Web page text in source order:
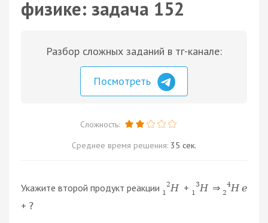
физике: задача 152
Разбор сложных заданий в тг-канале:
Посмотреть
Сложность:
Среднее время решения: 35 сек.
Укажите второй продукт реакции 1
2H + 1
3H ⇒ 2
4H e
+ ?